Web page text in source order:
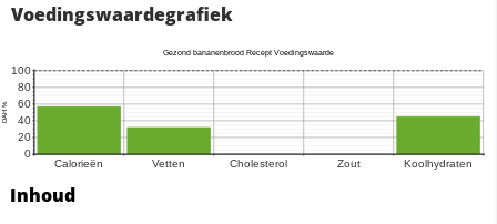
Voedingswaardegrafiek
Inhoud